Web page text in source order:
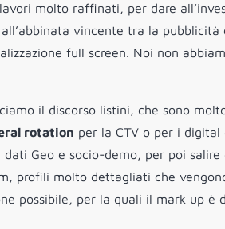
molto raffinati, per dare
vincente tra la
full screen. Noi non
il discorso listini, che sono
rotation per la CTV o per i digital
dati Geo e socio-demo, per poi
profili molto dettagliati che
possibile, per la quali il mark up è